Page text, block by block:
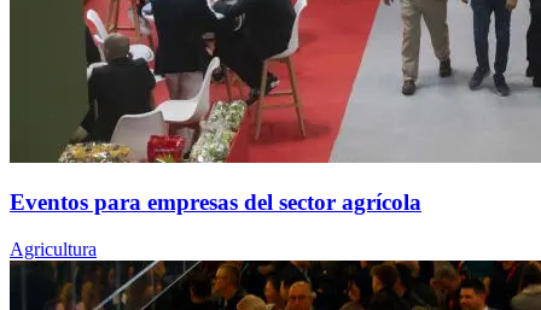
Eventos para empresas del sector agrícola
Agricultura